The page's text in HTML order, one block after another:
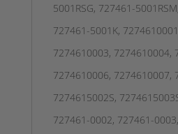
5001RSG, 727461-
727461-5001K,
7274610003, 7274610004,
7274610006, 7274610007,
7274615002S,
727461-0002, 727461-